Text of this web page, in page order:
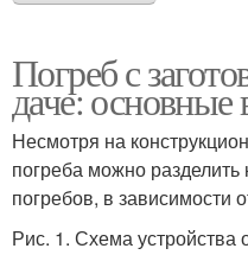
Погреб с
даче:
Несмотря на
погреба можно
погребов, в зависимости
Рис. 1. Схема устройства